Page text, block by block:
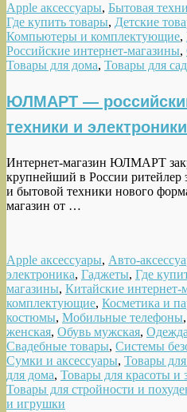
Apple аксессуары, Бытовая
Где купить товары, Детские
Компьютеры и комплектующие,
Российские интернет-магазины,
Товары для дома, Товары для
ЮЛМАРТ —
техники и
Интернет-магазин ЮЛМАРТ
крупнейший в России ритейлер
и бытовой техники нового
магазин от …
Apple аксессуары, Авто-
электроника, Гаджеты, Где
магазины, Китайские интернет-
комплектующие, Косметика и
костюмы, Мобильные телефоны,
женская, Обувь мужская,
Свадебные товары, Системы
Сумки и аксессуары, Товары
для дома, Товары для красоты и
Товары для стройности и
и игрушки